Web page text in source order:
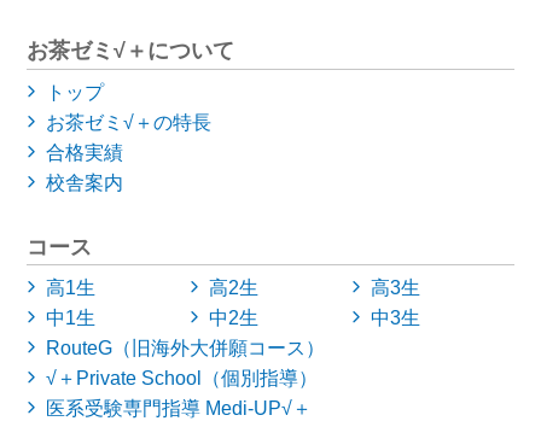
お茶ゼミ√＋について
トップ
お茶ゼミ√＋の特長
合格実績
校舎案内
コース
高1生 高2生
高3生
中1生
中2生
中3生
RouteG（旧海外大併願コース）
√＋Private School（個別指導）
医系受験専門指導 Medi-UP√＋